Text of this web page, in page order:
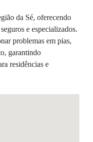
da Sé, oferecendo
e especializados.
problemas em pias,
garantindo
residências e